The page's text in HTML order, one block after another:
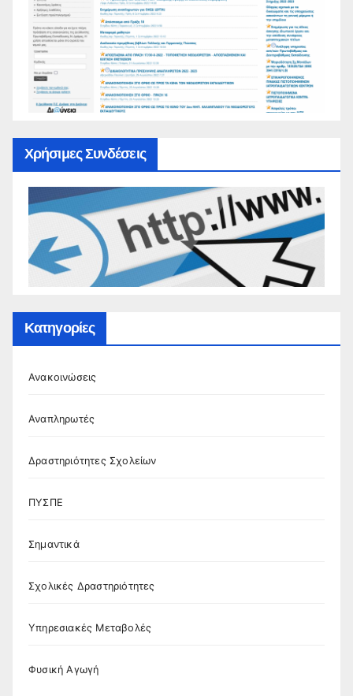
Χρήσιμες Συνδέσεις
Κατηγορίες
Ανακοινώσεις
Αναπληρωτές
Δραστηριότητες Σχολείων
ΠΥΣΠΕ
Σημαντικά
Σχολικές Δραστηριότητες
Υπηρεσιακές Μεταβολές
Φυσική Αγωγή